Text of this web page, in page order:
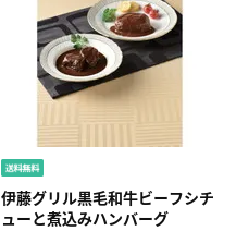
伊藤グリル黒毛和牛ビーフシチ
ューと煮込みハンバーグ